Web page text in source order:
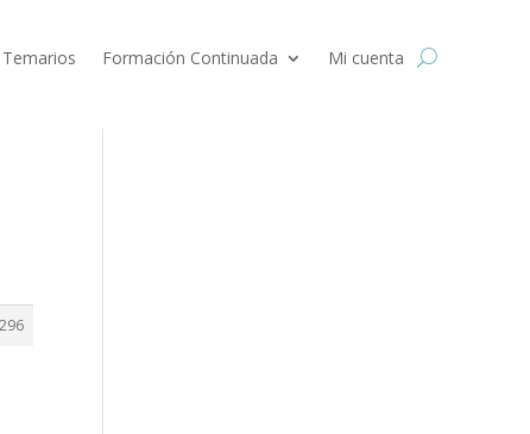
Formación Continuada Mi cuenta